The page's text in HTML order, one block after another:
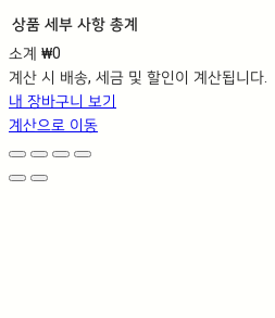
장
바
구
니
에
상품 세부 사항 총계
소계 ₩0
계산 시 배송, 세금 및 할인이 계산됩니다.
내 장바구니 보기
계산으로 이동